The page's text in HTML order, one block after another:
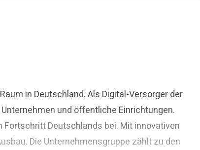
in Deutschland. Als Digital-Versorger der
und öffentliche Einrichtungen.
Deutschlands bei. Mit innovativen
Die Unternehmensgruppe zählt zu den